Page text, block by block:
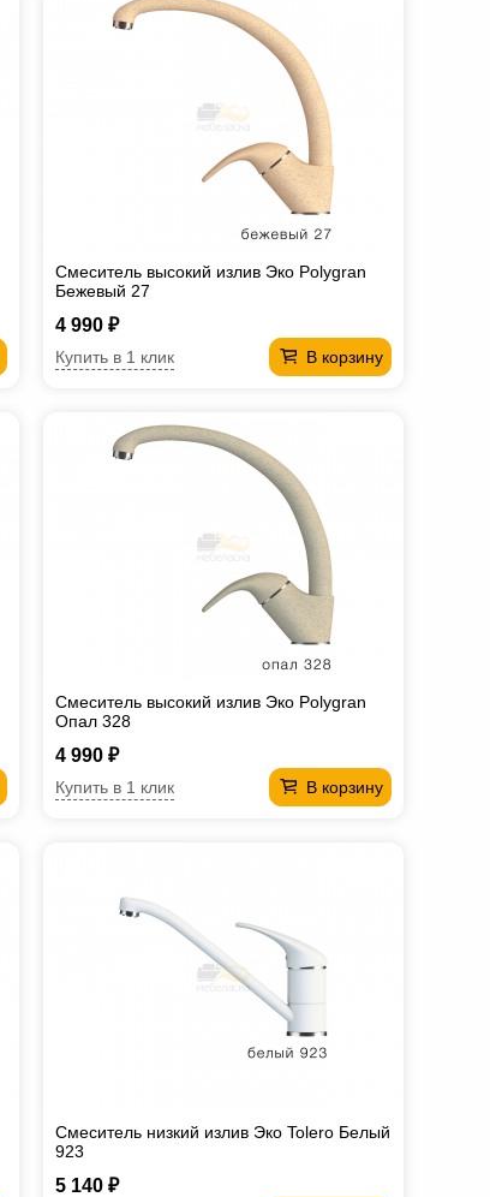
Смеситель высокий излив Эко Polygran
Бежевый 27
4 990 ₽
В корзину
Купить в 1 клик
Смеситель высокий излив Эко Polygran
Опал 328
4 990 ₽
В корзину
Купить в 1 клик
Смеситель низкий излив Эко Tolero Белый
923
5 140 ₽